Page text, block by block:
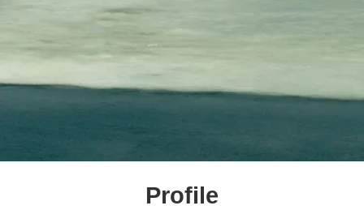
Profile